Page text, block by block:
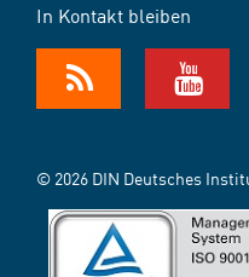
In Kontakt bleiben
© 2026 DIN Deutsches